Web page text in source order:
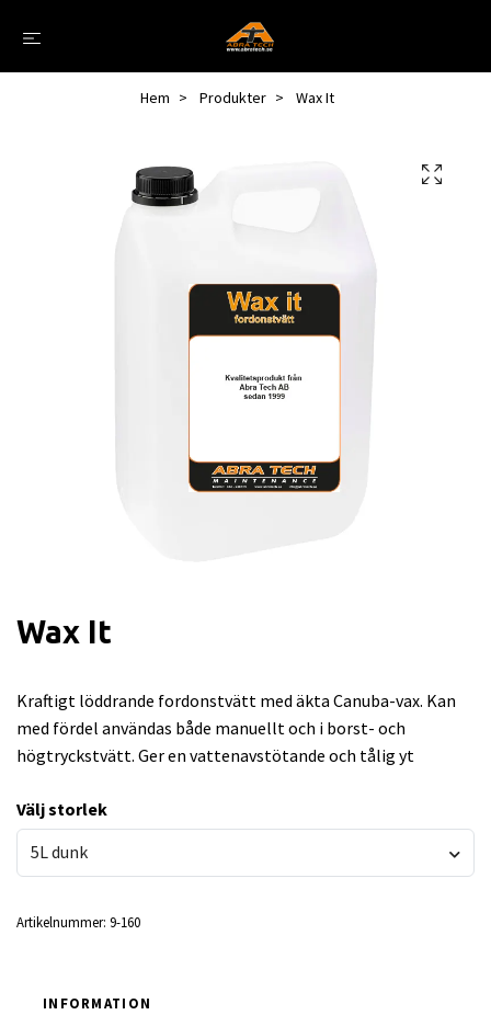
Hem Produkter Wax It
Wax It
Kraftigt löddrande fordonstvätt med äkta Canuba-vax. Kan
med fördel användas både manuellt och i borst- och
högtryckstvätt. Ger en vattenavstötande och tålig yt
Välj storlek
5L dunk
Artikelnummer: 9-160
INFORMATION